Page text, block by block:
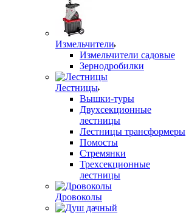
Измельчители
Измельчители садовые
Зернодробилки
Лестницы
Вышки-туры
Двухсекционные
лестницы
Лестницы трансформеры
Помосты
Стремянки
Трехсекционные
лестницы
Дровоколы